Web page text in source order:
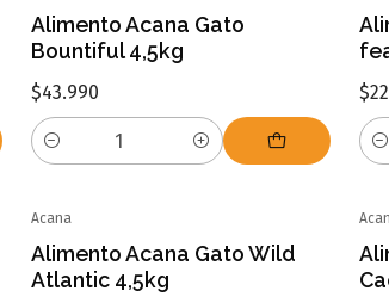
Alimento Acana Gato
Bountiful 4,5kg
$43.990
Cantidad
Acana
Alimento Acana Gato Wild
Atlantic 4,5kg